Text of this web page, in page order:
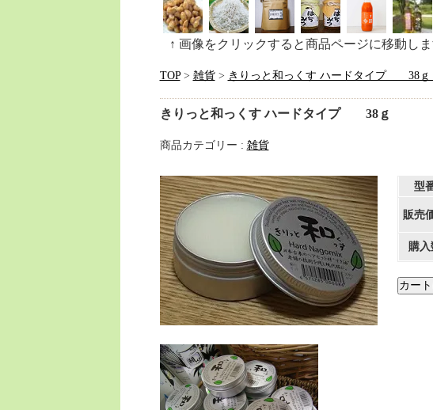
↑ 画像をクリックすると商品ページに移動し
TOP> 雑貨> きりっと和っくす ハードタイプ 38
きりっと和っくす ハードタイプ 38ｇ
商品カテゴリー : 雑貨
型
販売
購入